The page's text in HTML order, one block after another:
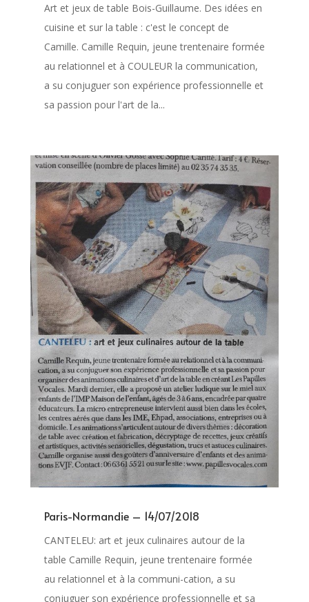
Art et jeux de table Bois-Guillaume. Des idées en
cuisine et sur la table : c'est le concept de
Camille. Camille Requin, jeune trentenaire formée
au relationnel et à COULEUR la communication,
a su conjuguer son expérience professionnelle et
sa passion pour l'art de la...
Paris-Normandie – 14/07/2018
CANTELEU: art et jeux culinaires autour de la
table Camille Requin, jeune trentenaire formée
au relationnel et à la communi-cation, a su
conjuguer son expérience professionnelle et sa